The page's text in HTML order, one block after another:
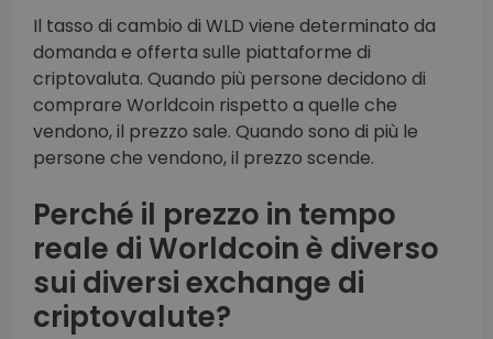
Il tasso di cambio di WLD viene determinato da
domanda e offerta sulle piattaforme di
criptovaluta. Quando più persone decidono di
comprare Worldcoin rispetto a quelle che
vendono, il prezzo sale. Quando sono di più le
persone che vendono, il prezzo scende.
Perché il prezzo in tempo
reale di Worldcoin è diverso
sui diversi exchange di
criptovalute?